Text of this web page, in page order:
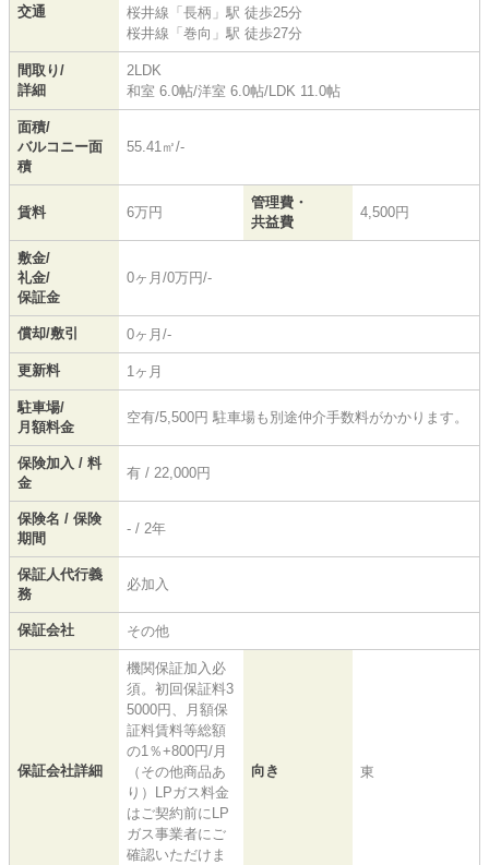
交通
桜井線 「 長柄 」駅 徒歩25分
桜井線 「 巻向 」駅 徒歩27分
間取り/
詳細
2LDK
和室 6.0帖/洋室 6.0帖/ LDK 11.0帖
面積/
バルコニー面
積
55.41㎡/-
賃料 6万円
管理費・
共益費
4,500円
敷金/
礼金/
保証金
0ヶ月/0万円/-
償却/敷引 0ヶ月/-
更新料 1ヶ月
駐車場/
月額料金
空有/5,500円 駐車場も別途仲介手数料がかかります。
保険加入 / 料
金
有 / 22,000円
保険名 / 保険
期間
- / 2年
保証人代行義
務
必加入
保証会社 その他
保証会社詳細
機関保証加入必
須。初回保証料3
5000円、月額保
証料賃料等総額
の1％+800円/月
（その他商品あ
り）LPガス料金
はご契約前にLP
ガス事業者にご
確認いただけま
向き 東